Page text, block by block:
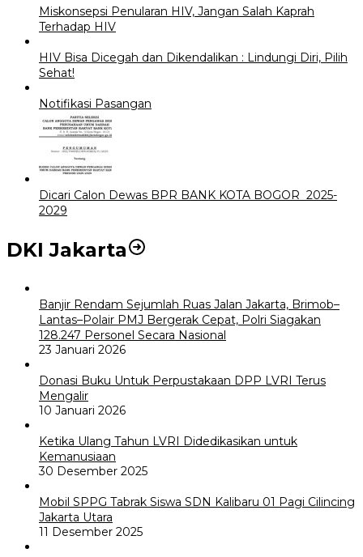
Miskonsepsi Penularan HIV, Jangan Salah Kaprah
Terhadap HIV
HIV Bisa Dicegah dan Dikendalikan : Lindungi Diri, Pilih
Sehat!
Notifikasi Pasangan
Dicari Calon Dewas BPR BANK KOTA BOGOR 2025-
2029
DKI Jakarta
Banjir Rendam Sejumlah Ruas Jalan Jakarta, Brimob–
Lantas–Polair PMJ Bergerak Cepat, Polri Siagakan
128.247 Personel Secara Nasional
23 Januari 2026
Donasi Buku Untuk Perpustakaan DPP LVRI Terus
Mengalir
10 Januari 2026
Ketika Ulang Tahun LVRI Didedikasikan untuk
Kemanusiaan
30 Desember 2025
Mobil SPPG Tabrak Siswa SDN Kalibaru 01 Pagi Cilincing
Jakarta Utara
11 Desember 2025